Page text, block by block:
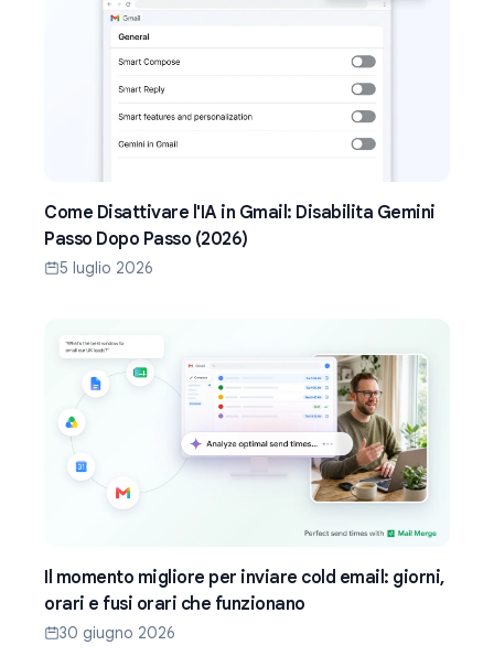
Come Disattivare l'IA in Gmail: Disabilita Gemini
Passo Dopo Passo (2026)
5 luglio 2026
Il momento migliore per inviare cold email: giorni,
orari e fusi orari che funzionano
30 giugno 2026